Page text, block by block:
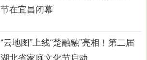
节在宜昌闭幕
“云地图”上线“楚融融”亮相！第二届
湖北省家庭文化节启动